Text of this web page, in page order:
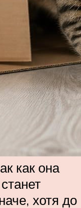
как она
хотя до